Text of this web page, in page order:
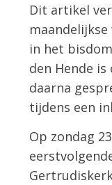
Dit artikel
in het
den Hende
daarna
tijdens een
Op zondag